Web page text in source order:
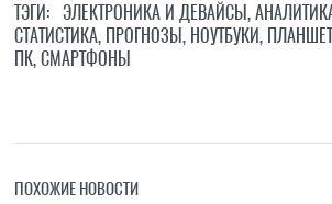
ТЭГИ: ЭЛЕКТРОНИКА И ДЕВАЙСЫ,
СТАТИСТИКА, ПРОГНОЗЫ, НОУТБУКИ,
ПК,СМАРТФОНЫ
ПОХОЖИЕ НОВОСТИ